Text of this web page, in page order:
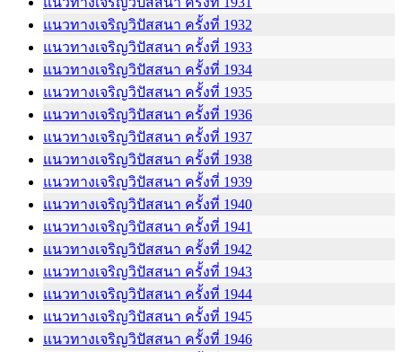
แนวทางเจริญวิปัสสนา ครั้งที่ 1932
แนวทางเจริญวิปัสสนา ครั้งที่ 1933
แนวทางเจริญวิปัสสนา ครั้งที่ 1934
แนวทางเจริญวิปัสสนา ครั้งที่ 1935
แนวทางเจริญวิปัสสนา ครั้งที่ 1936
แนวทางเจริญวิปัสสนา ครั้งที่ 1937
แนวทางเจริญวิปัสสนา ครั้งที่ 1938
แนวทางเจริญวิปัสสนา ครั้งที่ 1939
แนวทางเจริญวิปัสสนา ครั้งที่ 1940
แนวทางเจริญวิปัสสนา ครั้งที่ 1941
แนวทางเจริญวิปัสสนา ครั้งที่ 1942
แนวทางเจริญวิปัสสนา ครั้งที่ 1943
แนวทางเจริญวิปัสสนา ครั้งที่ 1944
แนวทางเจริญวิปัสสนา ครั้งที่ 1945
แนวทางเจริญวิปัสสนา ครั้งที่ 1946